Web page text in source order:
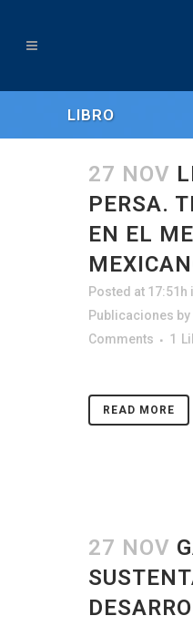
LIBRO
27 NOV
PERSA.
EN EL
Posted at 17:51h
Publicaciones by
Comments
1
READ MORE
27 NOV